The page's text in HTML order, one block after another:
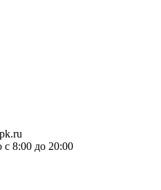
с 8:00 до 20:00